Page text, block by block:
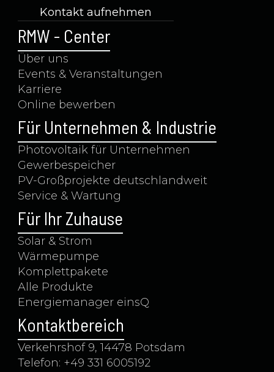
Kontakt aufnehmen
+49 (0) 5923 99991-11
RMW - Center
Über uns
Events & Veranstaltungen
Karriere
Online bewerben
Für Unternehmen & Industrie
Photovoltaik für Unternehmen
Gewerbespeicher
PV-Großprojekte deutschlandweit
Service & Wartung
Für Ihr Zuhause
Solar & Strom
Wärmepumpe
Komplettpakete
Alle Produkte
Energiemanager einsQ
Kontaktbereich
Verkehrshof 9, 14478 Potsdam
Telefon: +49 331 6005192